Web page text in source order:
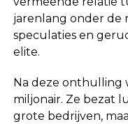
jarenlang onder de
speculaties en
elite.
Na deze onthulling
miljonair. Ze bezat
grote bedrijven,